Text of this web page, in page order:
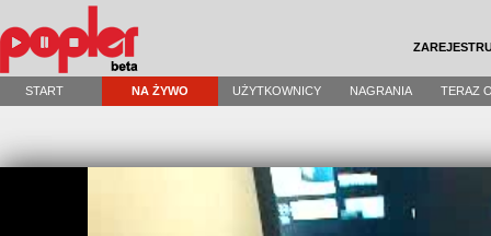
START NA ŻYWO UŻYTKOWNICY NAGRANIA TERAZ